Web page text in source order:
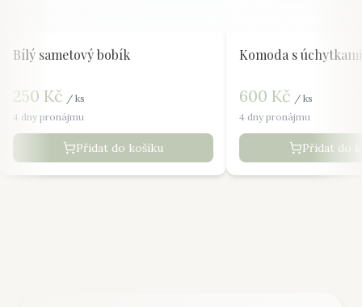
Bílý sametový bobík
250 Kč / ks
4 dny pronájmu
Přidat do košíku
Komoda s úchytkami
600 Kč / ks
4 dny pronájmu
Přidat do